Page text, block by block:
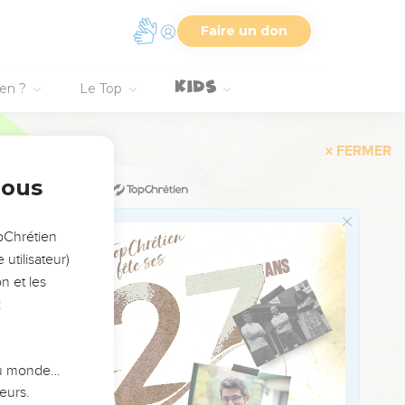
Faire un don
? Le Top
s'attacheront à toi ;
vas entrer pour le
tu serviras là d'autres
; mais l'Éternel
assuré de ta vie.
de l'effroi dont ton
ne le reverras plus ;
utilisateur)
et les
monde…